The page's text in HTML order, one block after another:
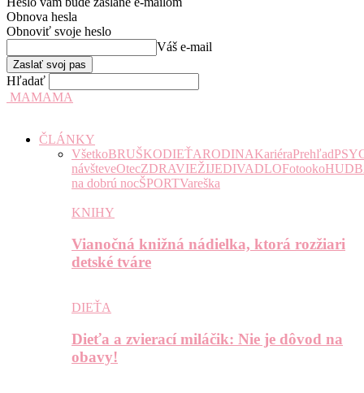
Obnova hesla
Obnoviť svoje heslo
Váš e-mail
Hľadať
MAMAMA
ČLÁNKY
VšetkoBRUŠKODIEŤARODINAKariéraPrehľad
návšteveOtecZDRAVIEŽIJEDIVADLOFotooko
na dobrú nocŠPORTVareška
KNIHY
Vianočná knižná nádielka, ktorá rozžiari
detské tváre
DIEŤA
Dieťa a zvierací miláčik: Nie je dôvod na
obavy!